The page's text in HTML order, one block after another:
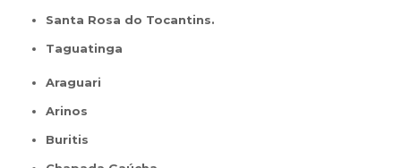
Santa Rosa do Tocantins.
Taguatinga
Araguari
Arinos
Buritis